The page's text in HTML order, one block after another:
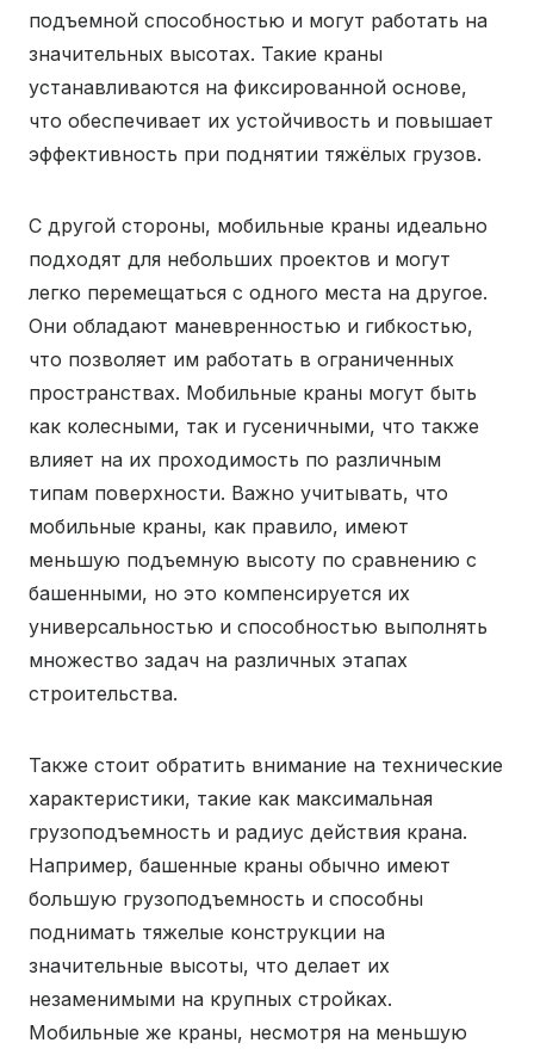
подъемной способностью и могут работать на
значительных высотах. Такие краны
устанавливаются на фиксированной основе,
что обеспечивает их устойчивость и повышает
эффективность при поднятии тяжёлых грузов.
С другой стороны, мобильные краны идеально
подходят для небольших проектов и могут
легко перемещаться с одного места на другое.
Они обладают маневренностью и гибкостью,
что позволяет им работать в ограниченных
пространствах. Мобильные краны могут быть
как колесными, так и гусеничными, что также
влияет на их проходимость по различным
типам поверхности. Важно учитывать, что
мобильные краны, как правило, имеют
меньшую подъемную высоту по сравнению с
башенными, но это компенсируется их
универсальностью и способностью выполнять
множество задач на различных этапах
строительства.
Также стоит обратить внимание на технические
характеристики, такие как максимальная
грузоподъемность и радиус действия крана.
Например, башенные краны обычно имеют
большую грузоподъемность и способны
поднимать тяжелые конструкции на
значительные высоты, что делает их
незаменимыми на крупных стройках.
Мобильные же краны, несмотря на меньшую